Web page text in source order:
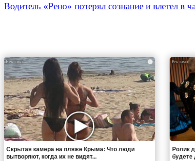
Водитель «Рено» потерял сознание и влетел в
i
Скрытая камера на пляже Крыма: Что люди
вытворяют, когда их не видят...
Ролик
будете